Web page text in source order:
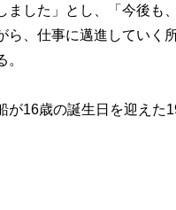
ました」とし、「今後も
ら、仕事に邁進していく
。
16歳の誕生日を迎えた